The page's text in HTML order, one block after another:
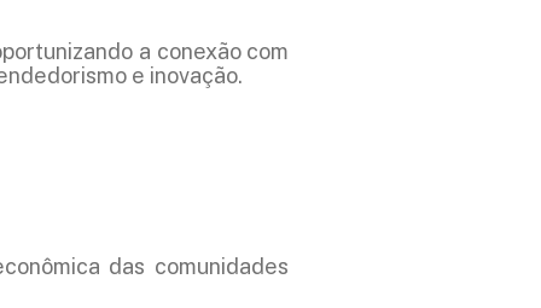
a conexão com
e inovação.
das comunidades